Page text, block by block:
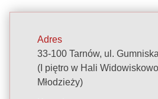
Adres
33-100 Tarnów, ul.
(I piętro w Hali
Młodzieży)